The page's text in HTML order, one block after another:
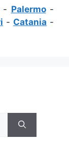
- Palermo-
- Catania -